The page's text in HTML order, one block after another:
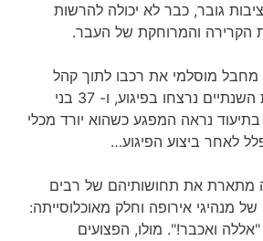
גובר, כבר לא יכולה להרשות
הקרירה והמרוחקת של העבר.
מחבל מוסלמי את רכבו לתוך קהל
צפוף. אם וביתה בת השנתיים נרצחו בפיגוע, ו- 37 בני
נראה המפגע כשהוא יורד מכלי
לאחר ביצוע הפיגוע…
מתארת את תחושותיהם של רבים
של מנהיגי אירופה וחלק מאוכלוסייתה:
ואכבר!". מולו, הפצועים